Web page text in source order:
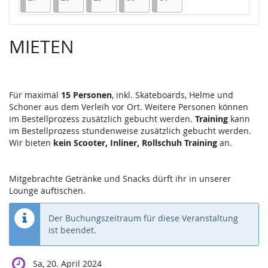
MIETEN
Für maximal 15 Personen, inkl. Skateboards, Helme und
Schoner aus dem Verleih vor Ort. Weitere Personen können
im Bestellprozess zusätzlich gebucht werden. Training kann
im Bestellprozess stundenweise zusätzlich gebucht werden.
Wir bieten kein Scooter, Inliner, Rollschuh Training an.
Mitgebrachte Getränke und Snacks dürft ihr in unserer
Lounge auftischen.
Der Buchungszeitraum für diese Veranstaltung
ist beendet.
Sa, 20. April 2024